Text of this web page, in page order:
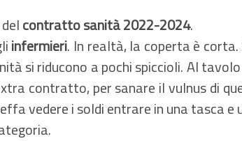
contratto sanità 2022-2024.
infermieri. In realtà, la coperta è
si riducono a pochi spiccioli. Al
contratto, per sanare il vulnus di
vedere i soldi entrare in una tasca e